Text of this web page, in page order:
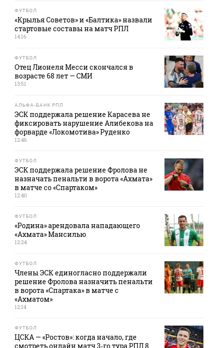
ФУТБОЛ
«Крылья Советов» и «Балтика» назвали
стартовые составы на матч РПЛ
14:16
ФУТБОЛ
Отец Лионеля Месси скончался в
возрасте 68 лет — СМИ
13:51
АЛЬФА-БАНК РПЛ
ЭСК поддержала решение Карасева не
фиксировать нарушение Алибекова на
форварде «Локомотива» Руденко
12:46
ФУТБОЛ
ЭСК поддержала решение Фролова не
назначать пенальти в ворота «Ахмата»
в матче со «Спартаком»
12:40
ФУТБОЛ
«Родина» арендовала нападающего
«Ахмата» Мансилью
12:24
ФУТБОЛ
Члены ЭСК единогласно поддержали
решение Фролова назначить пенальти
в ворота «Спартака» в матче с
«Ахматом»
12:14
ФУТБОЛ
ЦСКА — «Ростов»: когда начало, где
смотреть онлайн матч 3‑го тура РПЛ 8